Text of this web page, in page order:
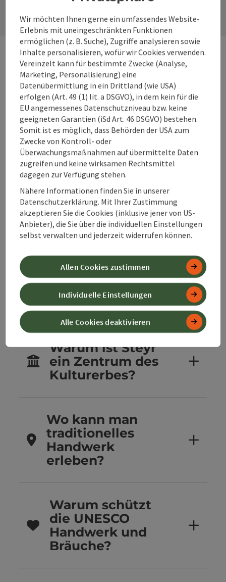
Häufig gestellte Fragen
zu Tradition &
Brauchtum im 360°
Alpenland:
Was ist
Immaterielles
Kulturerbe im
Sinne der
UNESCO?
Welche
Traditionen gibt es
360° Alpenland?
Warum ist Steyr
ein Zentrum des
Kulturerbes?
Wo kann man
traditionelles
Handwerk
erleben?
Warum schützt
die UNESCO
Handwerk und
Bräuche?
Wir möchten Ihnen gerne ein umfassendes Website-
Erlebnis mit uneingeschränkten Funktionen
ermöglichen (z. B. Suche), Zugriffe analysieren sowie
Inhalte personalisieren, wofür wir Cookies verwenden.
Vereinzelt kann für bestimmte Zwecke (Analyse,
Marketing, Personalisierung) eine
Datenübermittlung in ein Drittland (wie USA)
erfolgen (Art. 49 (1) lit. a DSGVO), in dem kein für die
EU angemessenes Datenschutzniveau bzw. keine
geeigneten Garantien (iSd Art. 46 DSGVO) bestehen.
Somit ist es möglich, dass Behörden der USA zum
Zwecke von Kontroll- oder
Überwachungsmaßnahmen auf übermittelte Daten
zugreifen und keine wirksamen Rechtsmittel
dagegen zur Verfügung stehen.
Nähere Informationen finden Sie in unserer
Datenschutzerklärung. Mit Ihrer Zustimmung
akzeptieren Sie die Cookies (inklusive jener von US-
Anbieter), die Sie über die individuellen Einstellungen
selbst verwalten und jederzeit widerrufen können.
Alle Cookies deaktivieren
Individuelle Einstellungen
Allen Cookies zustimmen